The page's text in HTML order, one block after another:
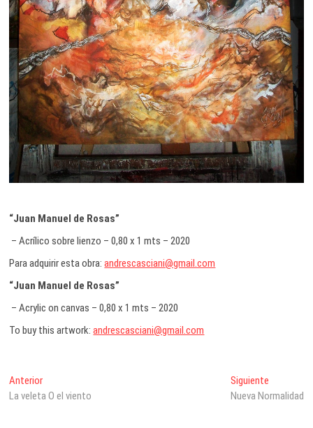
“Juan Manuel de Rosas”
– Acrílico sobre lienzo – 0,80 x 1 mts – 2020
Para adquirir esta obra:andrescasciani@gmail.com
“Juan Manuel de Rosas”
– Acrylic on canvas – 0,80 x 1 mts – 2020
To buy this artwork:andrescasciani@gmail.com
Navegación
de
AnteriorEntrada
anterior:
La veleta O el viento
SiguienteEntrada
siguiente:
Nueva Normalidad